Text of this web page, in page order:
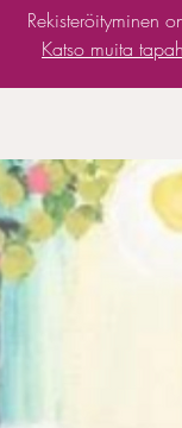
Rekisteröityminen
Katso muita